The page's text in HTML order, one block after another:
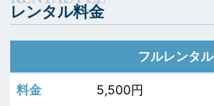
レンタル料金
フルレンタル
5,500円